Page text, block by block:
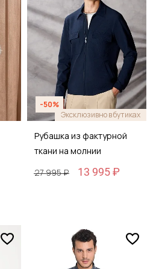
-50%
Эксклюзивно в бутиках
Рубашка из фактурной
ткани на молнии
27 995 ₽
13 995 ₽